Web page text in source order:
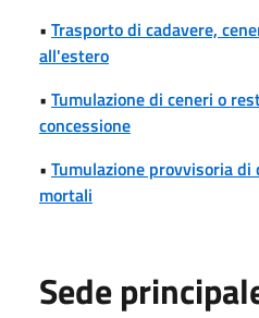
• Trasporto di cadavere,
all'estero
• Tumulazione di ceneri o
concessione
• Tumulazione provvisoria di
mortali
Sede